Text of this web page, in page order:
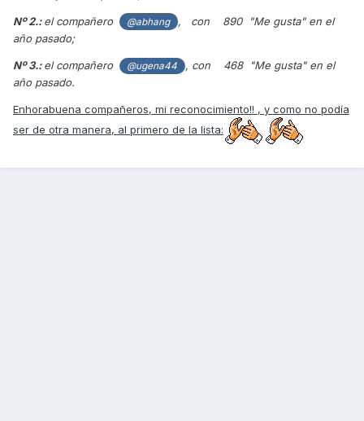
Nº 2.:el compañero @abhang
, con 890 "Me gusta" en el
año pasado;
Nº 3.:el compañero @ugena44
, con 468 "Me gusta" en el
año pasado.
Enhorabuena compañeros, mi reconocimiento!! , y como no podía
ser de otra manera, al primero de la lista: